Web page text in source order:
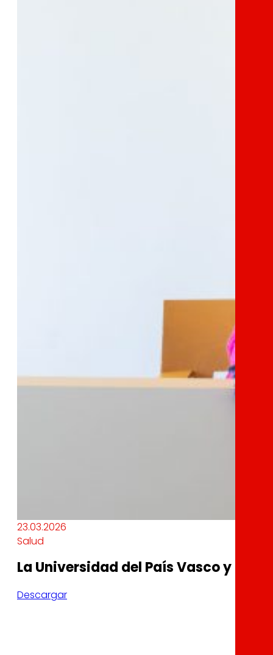
23.03.2026
Salud
La Universidad del País Vasco y la
Descargar